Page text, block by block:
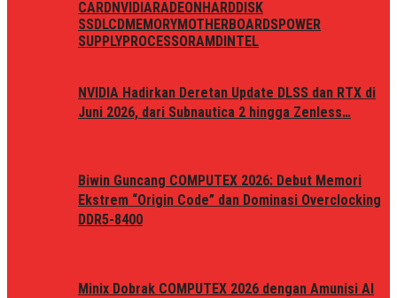
CARDNVIDIARADEON HARDDISK
SSDLCDMEMORYMOTHERBOARDSPOWER
SUPPLYPROCESSORAMD INTEL
NVIDIA Hadirkan Deretan Update DLSS dan RTX di
Juni 2026, dari Subnautica 2 hingga Zenless…
Biwin Guncang COMPUTEX 2026: Debut Memori
Ekstrem “Origin Code” dan Dominasi Overclocking
DDR5-8400
Minix Dobrak COMPUTEX 2026 dengan Amunisi AI